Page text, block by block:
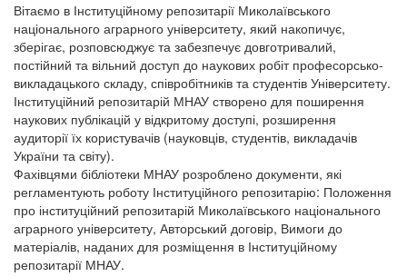
Вітаємо в Інституційному репозитарії Миколаївського
національного аграрного університету, який накопичує,
зберігає, розповсюджує та забезпечує довготривалий,
постійний та вільний доступ до наукових робіт професорсько-
викладацького складу, співробітників та студентів Університету.
Інституційний репозитарій МНАУ створено для поширення
наукових публікацій у відкритому доступі, розширення
аудиторії їх користувачів (науковців, студентів, викладачів
України та світу).
Фахівцями бібліотеки МНАУ розроблено документи, які
регламентують роботу Інституційного репозитарію: Положення
про інституційний репозитарій Миколаївського національного
аграрного університету, Авторський договір, Вимоги до
матеріалів, наданих для розміщення в Інституційному
репозитарії МНАУ.